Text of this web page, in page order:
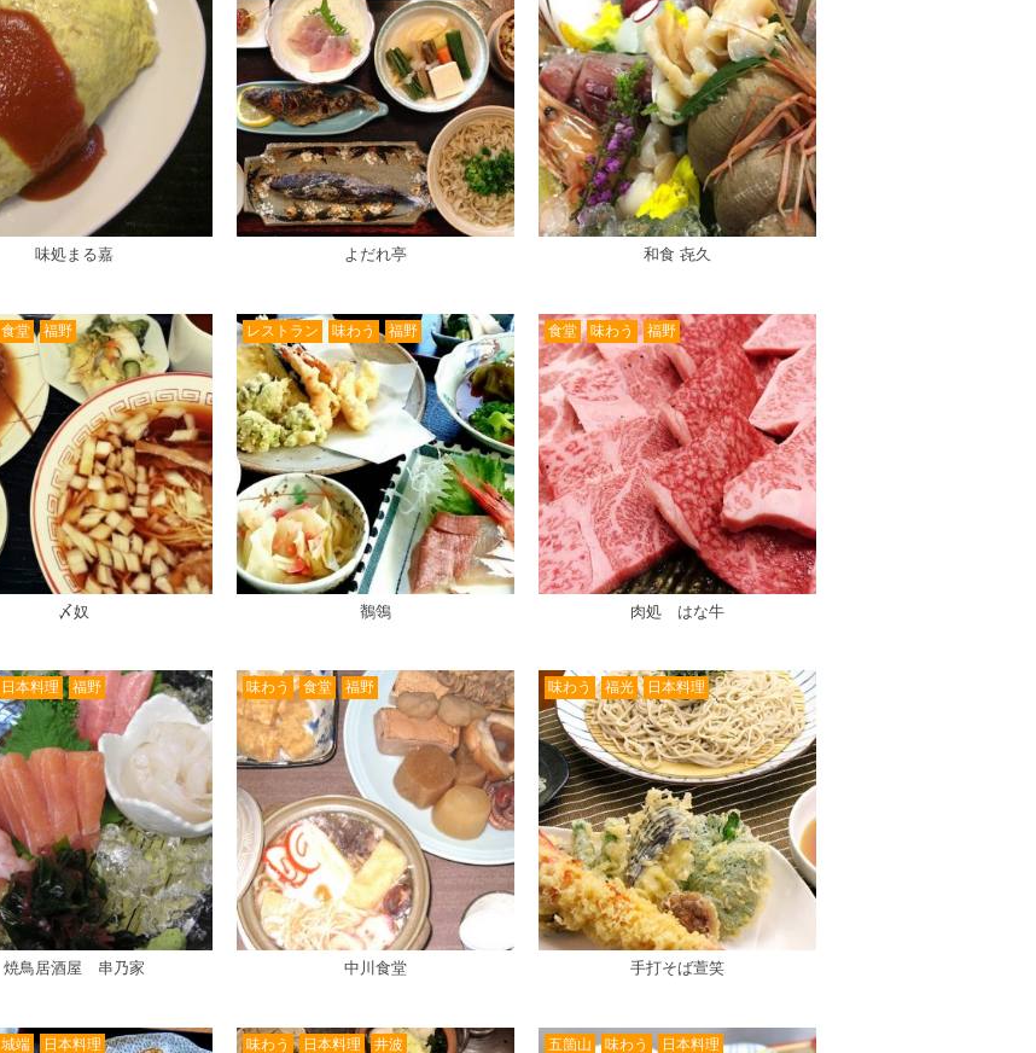
味処まる嘉 よだれ亭 和食 㐂久
食堂 福野
〆奴
レストラン 味わう 福野
鶺鴒
食堂 味わう 福野
肉処 はな牛
日本料理 福野
焼鳥居酒屋 串乃家
味わう 食堂 福野
中川食堂
味わう 福光 日本料理
手打そば萱笑
城端 日本料理 味わう 日本料理 井波 五箇山 味わう 日本料理